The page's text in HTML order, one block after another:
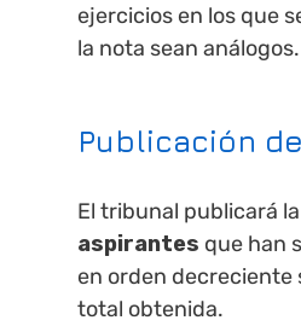
ejercicios en los que
la nota sean análogos.
Publicación
El tribunal publicará la
aspirantes que han
en orden
total obtenida.